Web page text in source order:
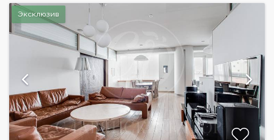
Эксклюзив